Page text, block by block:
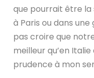
que pourrait être la
à Paris ou dans
pas croire que
meilleur qu’en
prudence à mon